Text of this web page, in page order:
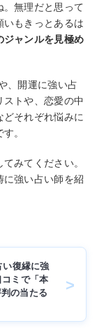
。無理だと思って
いもきっとあるは
ジャンルを見極め
、開運に強い占
トや、恋愛の中
どそれぞれ悩みに
。
みてください。
に強い占い師を紹
い復縁に強
ミで「本
の当たる